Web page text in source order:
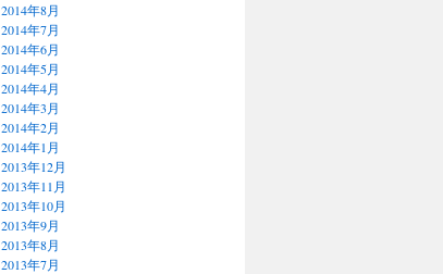
2014年8月
2014年7月
2014年6月
2014年5月
2014年4月
2014年3月
2014年2月
2014年1月
2013年12月
2013年11月
2013年10月
2013年9月
2013年8月
2013年7月